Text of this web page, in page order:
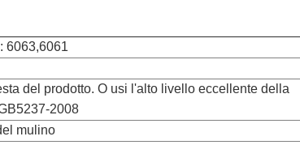
6063,6061
del prodotto. O usi l'alto livello eccellente della
2008
mulino